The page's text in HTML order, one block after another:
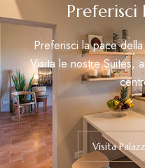
Preferisci
Preferisci la pace
Visita le nostre Suites,
Visita